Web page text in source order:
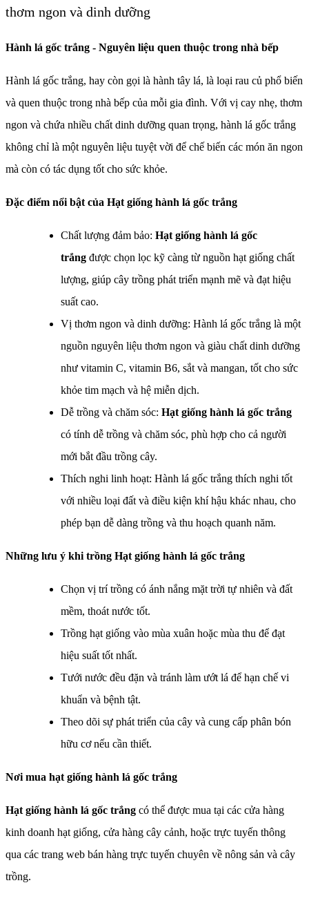
thơm ngon và dinh dưỡng
Hành lá gốc trắng - Nguyên liệu quen thuộc trong nhà bếp
Hành lá gốc trắng, hay còn gọi là hành tây lá, là loại rau củ phổ biến
và quen thuộc trong nhà bếp của mỗi gia đình. Với vị cay nhẹ, thơm
ngon và chứa nhiều chất dinh dưỡng quan trọng, hành lá gốc trắng
không chỉ là một nguyên liệu tuyệt vời để chế biến các món ăn ngon
mà còn có tác dụng tốt cho sức khỏe.
Đặc điểm nổi bật của Hạt giống hành lá gốc trắng
Chất lượng đảm bảo: Hạt giống hành lá gốc
trắng được chọn lọc kỹ càng từ nguồn hạt giống chất
lượng, giúp cây trồng phát triển mạnh mẽ và đạt hiệu
suất cao.
Vị thơm ngon và dinh dưỡng: Hành lá gốc trắng là một
nguồn nguyên liệu thơm ngon và giàu chất dinh dưỡng
như vitamin C, vitamin B6, sắt và mangan, tốt cho sức
khỏe tim mạch và hệ miễn dịch.
Dễ trồng và chăm sóc: Hạt giống hành lá gốc trắng
có tính dễ trồng và chăm sóc, phù hợp cho cả người
mới bắt đầu trồng cây.
Thích nghi linh hoạt: Hành lá gốc trắng thích nghi tốt
với nhiều loại đất và điều kiện khí hậu khác nhau, cho
phép bạn dễ dàng trồng và thu hoạch quanh năm.
Những lưu ý khi trồng Hạt giống hành lá gốc trắng
Chọn vị trí trồng có ánh nắng mặt trời tự nhiên và đất
mềm, thoát nước tốt.
Trồng hạt giống vào mùa xuân hoặc mùa thu để đạt
hiệu suất tốt nhất.
Tưới nước đều đặn và tránh làm ướt lá để hạn chế vi
khuẩn và bệnh tật.
Theo dõi sự phát triển của cây và cung cấp phân bón
hữu cơ nếu cần thiết.
Nơi mua hạt giống hành lá gốc trắng
Hạt giống hành lá gốc trắng có thể được mua tại các cửa hàng
kinh doanh hạt giống, cửa hàng cây cảnh, hoặc trực tuyến thông
qua các trang web bán hàng trực tuyến chuyên về nông sản và cây
trồng.